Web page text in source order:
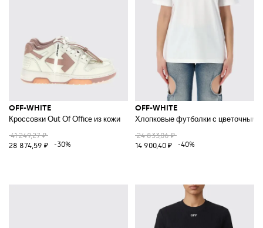
OFF-WHITE
Кроссовки Out Of Office из кожи
41 249,27 ₽
28 874,59 ₽
-30%
OFF-WHITE
Хлопковые футболки с цветочным
24 833,06 ₽
14 900,40 ₽
-40%